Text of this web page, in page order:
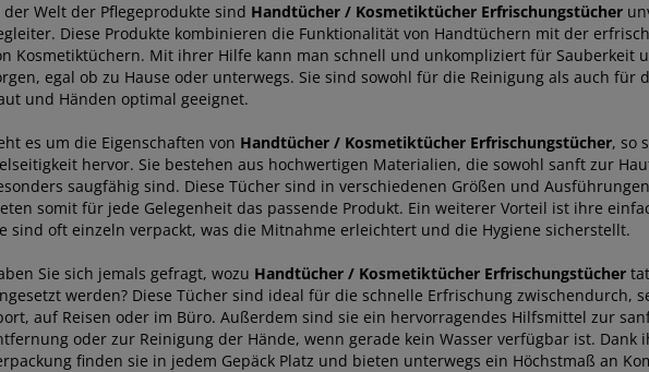
der Welt der Pflegeprodukte sind Handtücher / Kosmetiktücher Erfrischungstücher
Diese Produkte kombinieren die Funktionalität von Handtüchern mit der
Kosmetiktüchern. Mit ihrer Hilfe kann man schnell und unkompliziert für Sauberkeit
egal ob zu Hause oder unterwegs. Sie sind sowohl für die Reinigung als auch für
und Händen optimal geeignet.
es um die Eigenschaften von Handtücher / Kosmetiktücher Erfrischungstücher, so
hervor. Sie bestehen aus hochwertigen Materialien, die sowohl sanft zur
saugfähig sind. Diese Tücher sind in verschiedenen Größen und
somit für jede Gelegenheit das passende Produkt. Ein weiterer Vorteil ist ihre
sind oft einzeln verpackt, was die Mitnahme erleichtert und die Hygiene sicherstellt.
Sie sich jemals gefragt, wozu Handtücher / Kosmetiktücher Erfrischungstücher
werden? Diese Tücher sind ideal für die schnelle Erfrischung zwischendurch,
auf Reisen oder im Büro. Außerdem sind sie ein hervorragendes Hilfsmittel zur
oder zur Reinigung der Hände, wenn gerade kein Wasser verfügbar ist. Dank
finden sie in jedem Gepäck Platz und bieten unterwegs ein Höchstmaß an